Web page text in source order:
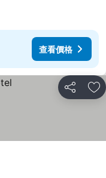
查看價格
分享 加